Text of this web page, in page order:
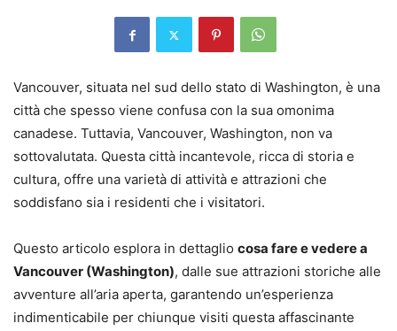
Vancouver, situata nel sud dello stato di Washington, è una
città che spesso viene confusa con la sua omonima
canadese. Tuttavia, Vancouver, Washington, non va
sottovalutata. Questa città incantevole, ricca di storia e
cultura, offre una varietà di attività e attrazioni che
soddisfano sia i residenti che i visitatori.
Questo articolo esplora in dettaglio cosa fare e vedere a
Vancouver (Washington), dalle sue attrazioni storiche alle
avventure all’aria aperta, garantendo un’esperienza
indimenticabile per chiunque visiti questa affascinante